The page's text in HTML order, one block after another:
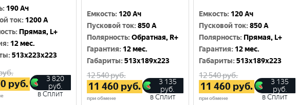
: 190 Ач
ток: 1200 A
: Прямая, L+
: 12 мес.
:513x223x223
руб.
3 820
руб.
в Сплит
Емкость: 120 Ач
Пусковой ток:850 A
Полярность:Обратная, R+
Гарантия: 12 мес.
Габариты:513x189x223
12 540руб.
11 460 руб.
при обмене
3 135
руб.
в Сплит
Емкость: 120 Ач
Пусковой ток:850 A
Полярность: Прямая, L+
Гарантия: 12 мес.
Габариты:513x189x223
12 540руб.
11 460 руб.
при обмене
3 135
руб.
в Сплит